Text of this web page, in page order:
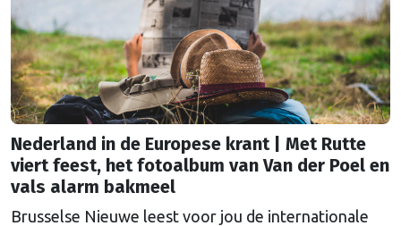
Nederland in de Europese krant | Met Rutte
viert feest, het fotoalbum van Van der Poel en
vals alarm bakmeel
Brusselse Nieuwe leest voor jou de internationale